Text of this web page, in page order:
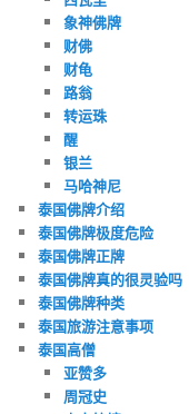
象神佛牌
财佛
财龟
路翁
转运珠
醒
银兰
马哈神尼
泰国佛牌介绍
泰国佛牌极度危险
泰国佛牌正牌
泰国佛牌真的很灵验吗
泰国佛牌种类
泰国旅游注意事项
泰国高僧
亚赞多
周冠史